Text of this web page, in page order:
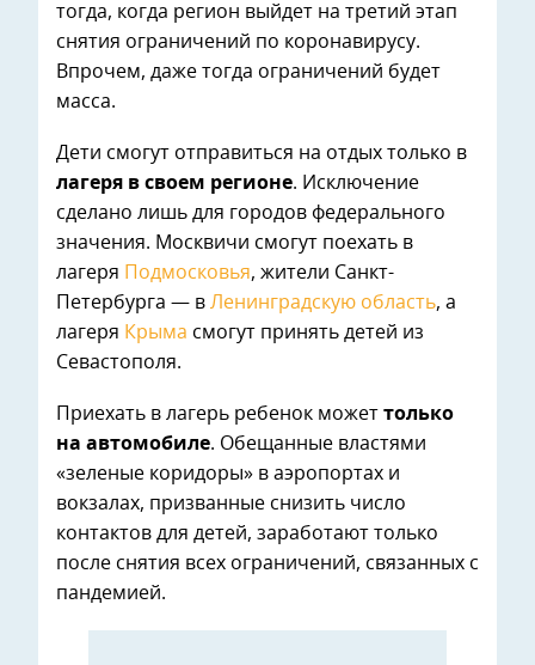
тогда, когда регион выйдет на третий этап
снятия ограничений по коронавирусу.
Впрочем, даже тогда ограничений будет
масса.
Дети смогут отправиться на отдых только в
лагеря в своем регионе. Исключение
сделано лишь для городов федерального
значения. Москвичи смогут поехать в
лагеря
Подмосковья, жители Санкт-
Петербурга — в Ленинградскую область, а
лагеря Крыма смогут принять детей из
Севастополя.
Приехать в лагерь ребенок может только
на автомобиле. Обещанные властями
«зеленые коридоры» в аэропортах и
вокзалах, призванные снизить число
контактов для детей, заработают только
после снятия всех ограничений, связанных с
пандемией.